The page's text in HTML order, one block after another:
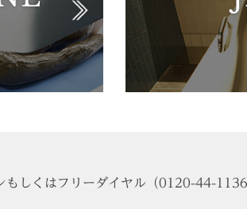
もしくはフリーダイヤル （0120-44-1136